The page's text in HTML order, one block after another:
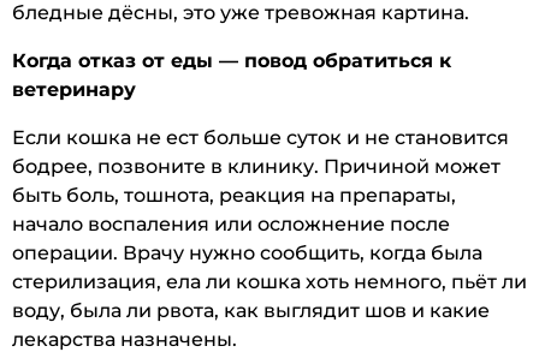
бледные дёсны, это уже тревожная картина.
Когда отказ от еды — повод обратиться к
ветеринару
Если кошка не ест больше суток и не становится
бодрее, позвоните в клинику. Причиной может
быть боль, тошнота, реакция на препараты,
начало воспаления или осложнение после
операции. Врачу нужно сообщить, когда была
стерилизация, ела ли кошка хоть немного, пьёт ли
воду, была ли рвота, как выглядит шов и какие
лекарства назначены.